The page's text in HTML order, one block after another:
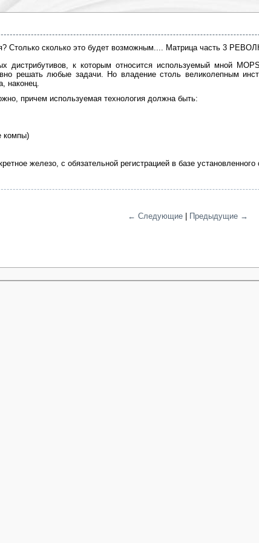
Столько сколько это будет возможным.... Матрица часть 3
дистрибутивов, к которым относится используемый мной
решать любые задачи. Но владение столь великолепным
наконец.
причем используемая технология должна быть:
компы)
железо, с обязательной регистрацией в базе
← Следующие
Предыдущие →